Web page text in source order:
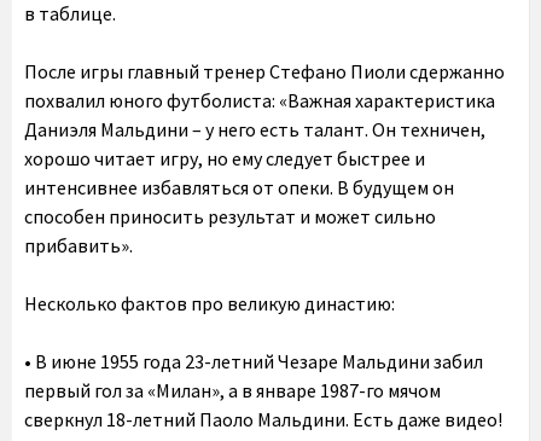
в таблице.
После игры главный тренер Стефано Пиоли сдержанно
похвалил юного футболиста: «Важная характеристика
Даниэля Мальдини – у него есть талант. Он техничен,
хорошо читает игру, но ему следует быстрее и
интенсивнее избавляться от опеки. В будущем он
способен приносить результат и может сильно
прибавить».
Несколько фактов про великую династию:
• В июне 1955 года 23-летний Чезаре Мальдини забил
первый гол за «Милан», а в январе 1987-го мячом
сверкнул 18-летний Паоло Мальдини. Есть даже видео!